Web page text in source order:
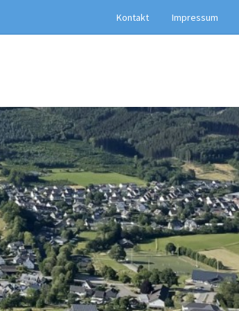
Kontakt Impressum